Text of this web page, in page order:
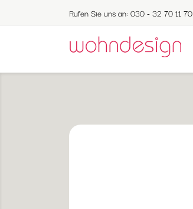
Rufen Sie uns an: 030 - 32 70 11 70